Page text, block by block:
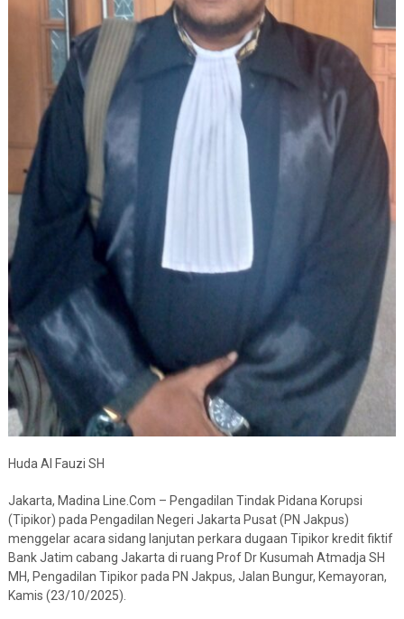
Huda Al Fauzi SH
Jakarta, Madina Line.Com – Pengadilan Tindak Pidana Korupsi
(Tipikor) pada Pengadilan Negeri Jakarta Pusat (PN Jakpus)
menggelar acara sidang lanjutan perkara dugaan Tipikor kredit fiktif
Bank Jatim cabang Jakarta di ruang Prof Dr Kusumah Atmadja SH
MH, Pengadilan Tipikor pada PN Jakpus, Jalan Bungur, Kemayoran,
Kamis (23/10/2025).